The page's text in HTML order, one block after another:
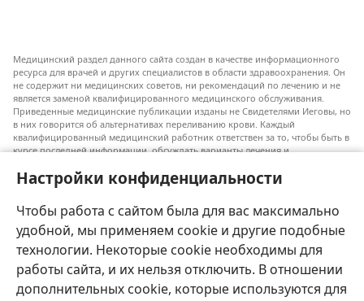
Настройки конфиденциальности
Чтобы работа с сайтом была для вас максимально
удобной, мы применяем cookie и другие подобные
технологии. Некоторые cookie необходимы для
работы сайта, и их нельзя отключить. В отношении
дополнительных cookie, которые используются для
Медицинский раздел данного сайта создан в качестве информационного
ресурса для врачей и других специалистов в области здравоохранения. Он
не содержит ни медицинских советов, ни рекомендаций по лечению и не
является заменой квалифицированного медицинского обслуживания.
Приведенные медицинские публикации изданы не Свидетелями Иеговы, но
в них говорится об альтернативах переливанию крови. Каждый
квалифицированный медицинский работник ответствен за то, чтобы быть в
курсе последней информации, обсуждать варианты лечения и
с их состоянием, желаниями, ценностями и религиозными взглядами.
Не все перечисленные методы лечения подходят для каждого пациента.
Для пациентов. Всегда обращайтесь к врачу или другому
квалифицированному медицинскому работнику по вопросам, связанным с
вашим состоянием здоровья или методами лечения. Если вы заболели,
проконсультируйтесь с врачом.
Использование данного сайта определяется «Условиями использования».